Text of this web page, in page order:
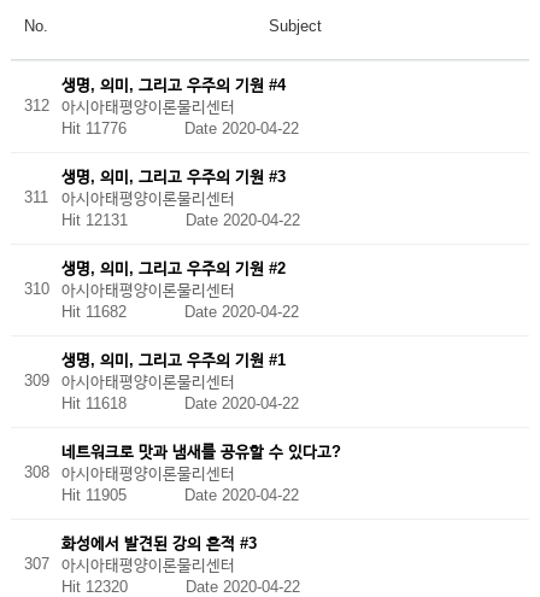
No. Subject
312
생명, 의미, 그리고 우주의 기원 #4
아시아태평양이론물리센터
Hit 11776 Date 2020-04-22
311
생명, 의미, 그리고 우주의 기원 #3
아시아태평양이론물리센터
Hit 12131 Date 2020-04-22
310
생명, 의미, 그리고 우주의 기원 #2
아시아태평양이론물리센터
Hit 11682 Date 2020-04-22
309
생명, 의미, 그리고 우주의 기원 #1
아시아태평양이론물리센터
Hit 11618 Date 2020-04-22
308
네트워크로 맛과 냄새를 공유할 수 있다고?
아시아태평양이론물리센터
Hit 11905 Date 2020-04-22
307
화성에서 발견된 강의 흔적 #3
아시아태평양이론물리센터
Hit 12320 Date 2020-04-22